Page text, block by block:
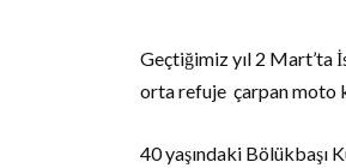
Geçtiğimiz yıl 2 Mart’ta
orta refuje çarpan moto
40 yaşındaki Bölükbaşı